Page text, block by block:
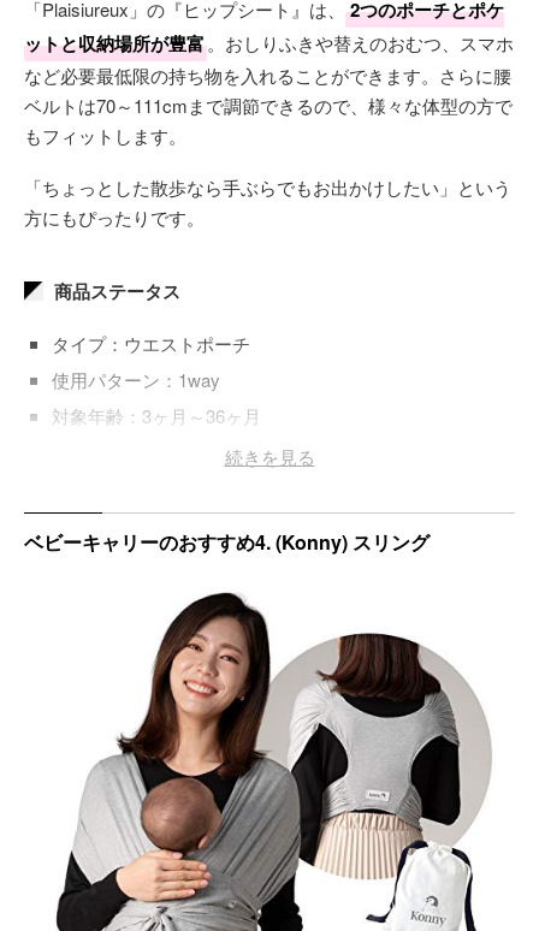
「Plaisiureux」の『ヒップシート』は、
2つのポーチとポケ
ットと収納場所が豊富。おしりふきや替えのおむつ、スマホ
など必要最低限の持ち物を入れることができます。さらに腰
ベルトは70～111cmまで調節できるので、様々な体型の方で
もフィットします。
「ちょっとした散歩なら手ぶらでもお出かけしたい」という
方にもぴったりです。
商品ステータス
タイプ：ウエストポーチ
使用パターン：1way
対象年齢：3ヶ月～36ヶ月
素材：ポリエステル、メッシュ、EPPフォーム
洗濯可能：手洗いのみ
カラー：グレー、ブルー
メーカー：Plaisiureux
続きを見る
ベビーキャリーのおすすめ4. (Konny) スリング